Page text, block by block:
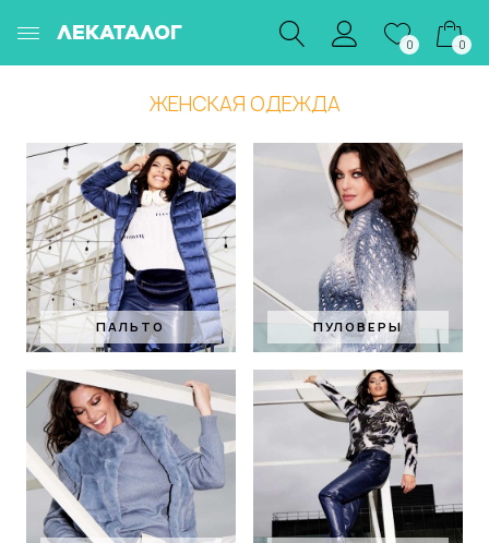
ЛЕКАТАЛОГ
0 0
ЖЕНСКАЯ ОДЕЖДА
ПАЛЬТО ПУЛОВЕРЫ